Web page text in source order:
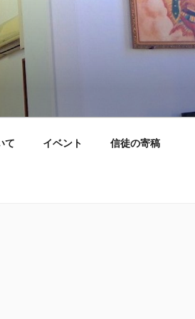
て イベント 信徒の寄稿